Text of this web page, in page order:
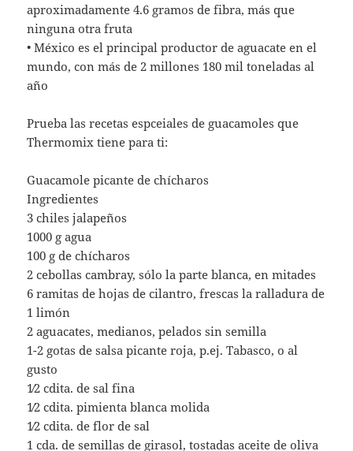
aproximadamente 4.6 gramos de fibra, más que
ninguna otra fruta
• México es el principal productor de aguacate en el
mundo, con más de 2 millones 180 mil toneladas al
año
Prueba las recetas espceiales de guacamoles que
Thermomix tiene para ti:
Guacamole picante de chícharos
Ingredientes
3 chiles jalapeños
1000 g agua
100 g de chícharos
2 cebollas cambray, sólo la parte blanca, en mitades
6 ramitas de hojas de cilantro, frescas la ralladura de
1 limón
2 aguacates, medianos, pelados sin semilla
1-2 gotas de salsa picante roja, p.ej. Tabasco, o al
gusto
1⁄2 cdita. de sal fina
1⁄2 cdita. pimienta blanca molida
1⁄2 cdita. de flor de sal
1 cda. de semillas de girasol, tostadas aceite de oliva